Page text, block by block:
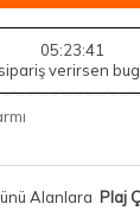
05:23:41
verirsen
Alanlara Plaj